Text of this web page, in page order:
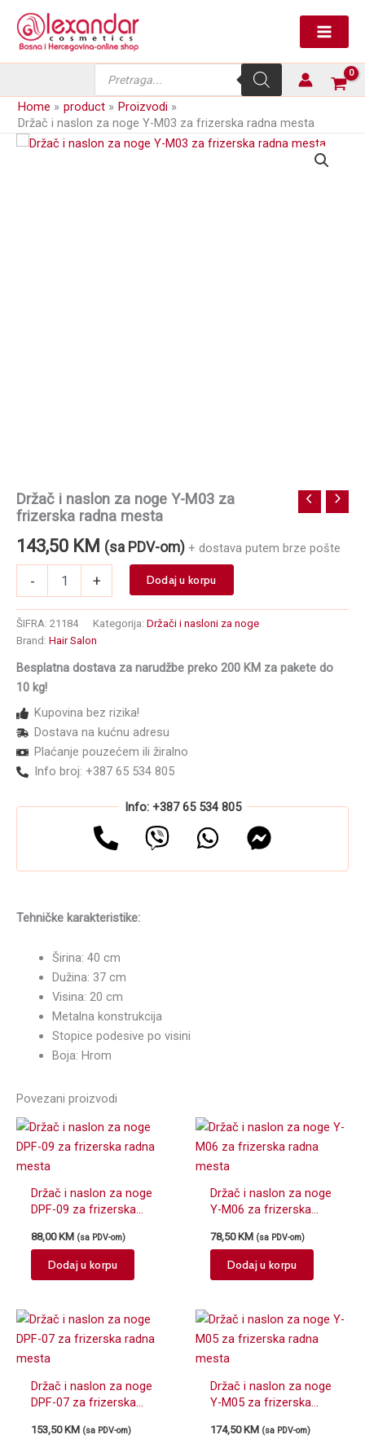
content
search
Home product
Proizvodi
Držač i naslon za noge Y-M03 za frizerska radna mesta
Držač i naslon za noge Y-M03 za
frizerska radna mesta
143,50 KM (sa PDV-om) + dostava putem brze pošte
-
za
noge
M03
za
radna
mesta
količina
+ Dodaj u korpu
ŠIFRA: 21184 Kategorija: Držači i nasloni za noge
Brand: Hair Salon
Besplatna dostava za narudžbe preko 200 KM za pakete do
10 kg!
Kupovina bez rizika!
Dostava na kućnu adresu
Plaćanje pouzećem ili žiralno
Info broj: +387 65 534 805
Info: +387 65 534 805
Tehničke karakteristike:
Širina: 40 cm
Dužina: 37 cm
Visina: 20 cm
Metalna konstrukcija
Stopice podesive po visini
Boja: Hrom
Povezani proizvodi
Držač i naslon za noge
DPF-09 za frizerska
88,00 KM (sa PDV-om)
Dodaj u korpu
Držač i naslon za noge
Y-M06 za frizerska
78,50 KM (sa PDV-om)
Dodaj u korpu
Držač i naslon za noge
DPF-07 za frizerska
153,50 KM (sa PDV-om)
Držač i naslon za noge
Y-M05 za frizerska
174,50 KM (sa PDV-om)
za
noge
Y-
M03
frizerska
radna
mesta
količina